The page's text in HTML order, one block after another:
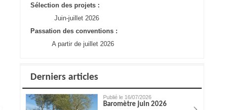
Sélection des projets :
Juin-juillet 2026
Passation des conventions :
A partir de juillet 2026
Derniers articles
Publié le 16/07/2026
Baromètre juin 2026